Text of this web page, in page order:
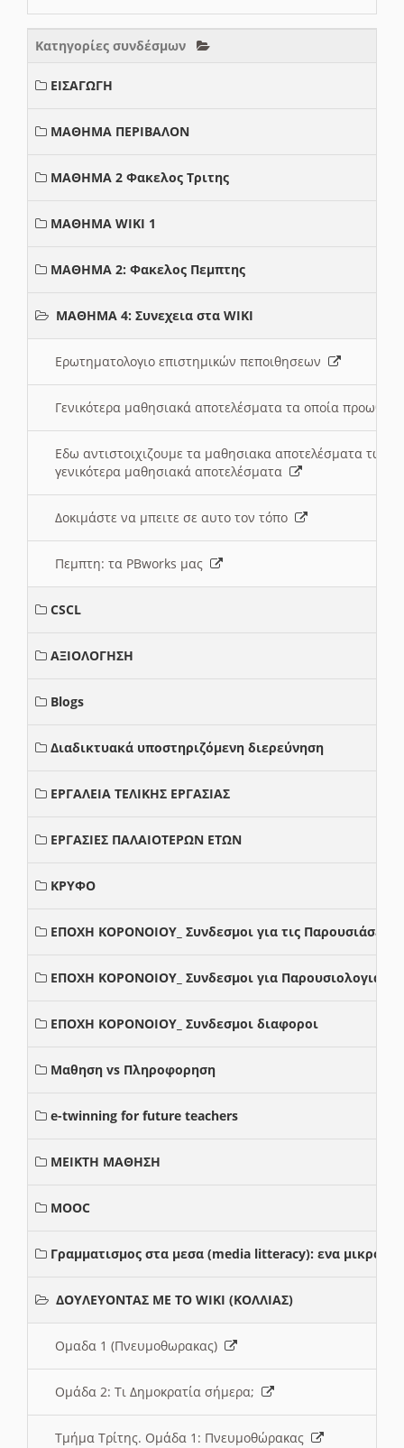
Κατηγορίες συνδέσμων
ΕΙΣΑΓΩΓΗ
ΜΑΘΗΜΑ ΠΕΡΙΒΑΛΟΝ
ΜΑΘΗΜΑ 2 Φακελος Τριτης
ΜΑΘΗΜΑ WIKI 1
ΜΑΘΗΜΑ 2: Φακελος Πεμπτης
ΜΑΘΗΜΑ 4: Συνεχεια στα WIKI
Ερωτηματολογιο επιστημικών πεποιθησεων
Γενικότερα μαθησιακά αποτελέσματα τα οποία
Εδω αντιστοιχιζουμε τα μαθησιακα αποτελέσματα
γενικότερα μαθησιακά αποτελέσματα
Δοκιμάστε να μπειτε σε αυτο τον τόπο
Πεμπτη: τα PBworks μας
CSCL
ΑΞΙΟΛΟΓΗΣΗ
Blogs
Διαδικτυακά υποστηριζόμενη διερεύνηση
ΕΡΓΑΛΕΙΑ ΤΕΛΙΚΗΣ ΕΡΓΑΣΙΑΣ
ΕΡΓΑΣΙΕΣ ΠΑΛΑΙΟΤΕΡΩΝ ΕΤΩΝ
ΚΡΥΦΟ
ΕΠΟΧΗ ΚΟΡΟΝΟΙΟΥ_ Συνδεσμοι για τις Παρουσιάσεις
ΕΠΟΧΗ ΚΟΡΟΝΟΙΟΥ_ Συνδεσμοι για Παρουσιολογια
ΕΠΟΧΗ ΚΟΡΟΝΟΙΟΥ_ Συνδεσμοι διαφοροι
Μαθηση vs Πληροφορηση
e-twinning for future teachers
ΜΕΙΚΤΗ ΜΑΘΗΣΗ
MOOC
Γραμματισμος στα μεσα (media litteracy): ενα μικρο
ΔΟΥΛΕΥΟΝΤΑΣ ΜΕ ΤΟ WIKI (ΚΟΛΛΙΑΣ)
Ομαδα 1 (Πνευμοθωρακας)
Ομάδα 2: Τι Δημοκρατία σήμερα;
Τμήμα Τρίτης. Ομάδα 1: Πνευμοθώρακας